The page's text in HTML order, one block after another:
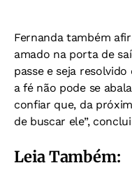
Fernanda também
amado na porta de
passe e seja
a fé não pode se
confiar que, da
de buscar ele”,
Leia Também: